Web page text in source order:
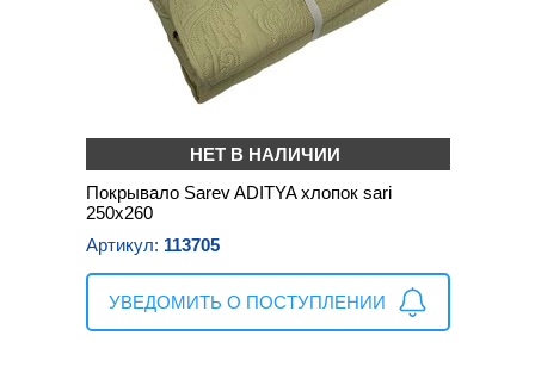
НЕТ В НАЛИЧИИ
Покрывало Sarev ADITYA хлопок sari
250х260
Артикул: 113705
УВЕДОМИТЬ О ПОСТУПЛЕНИИ